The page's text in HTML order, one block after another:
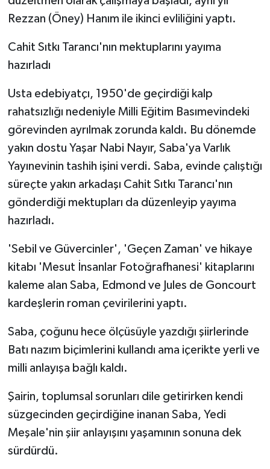
Rezzan (Öney) Hanım ile ikinci evliliğini yaptı.
Cahit Sıtkı Tarancı'nın mektuplarını yayıma
hazırladı
Usta edebiyatçı, 1950'de geçirdiği kalp
rahatsızlığı nedeniyle Milli Eğitim Basımevindeki
görevinden ayrılmak zorunda kaldı. Bu dönemde
yakın dostu Yaşar Nabi Nayır, Saba'ya Varlık
Yayınevinin tashih işini verdi. Saba, evinde çalıştığı
süreçte yakın arkadaşı Cahit Sıtkı Tarancı'nın
gönderdiği mektupları da düzenleyip yayıma
hazırladı.
'Sebil ve Güvercinler', 'Geçen Zaman' ve hikaye
kitabı 'Mesut İnsanlar Fotoğrafhanesi' kitaplarını
kaleme alan Saba, Edmond ve Jules de Goncourt
kardeşlerin roman çevirilerini yaptı.
Saba, çoğunu hece ölçüsüyle yazdığı şiirlerinde
Batı nazım biçimlerini kullandı ama içerikte yerli ve
milli anlayışa bağlı kaldı.
Şairin, toplumsal sorunları dile getirirken kendi
süzgecinden geçirdiğine inanan Saba, Yedi
Meşale'nin şiir anlayışını yaşamının sonuna dek
sürdürdü.